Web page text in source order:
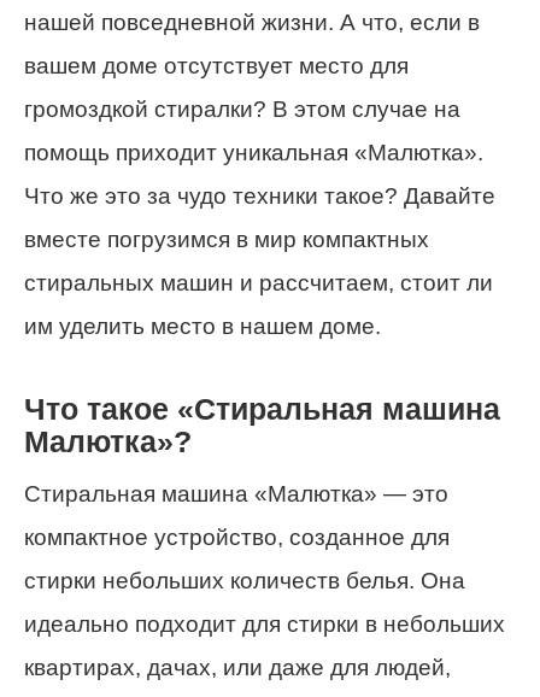
нашей повседневной жизни. А что, если в
вашем доме отсутствует место для
громоздкой стиралки? В этом случае на
помощь приходит уникальная «Малютка».
Что же это за чудо техники такое? Давайте
вместе погрузимся в мир компактных
стиральных машин и рассчитаем, стоит ли
им уделить место в нашем доме.
Что такое «Стиральная машина
Малютка»?
Стиральная машина «Малютка» — это
компактное устройство, созданное для
стирки небольших количеств белья. Она
идеально подходит для стирки в небольших
квартирах, дачах, или даже для людей,